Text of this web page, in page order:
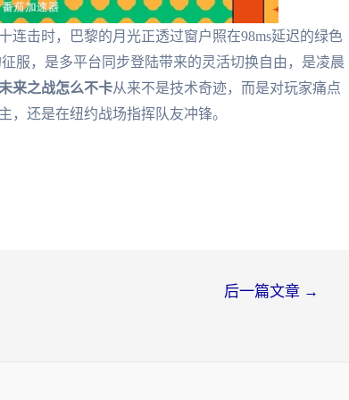
连击时，巴黎的月光正透过窗户照在98ms延迟的绿色
服，是多平台同步登陆带来的灵活切换自由，是凌晨
来之战怎么不卡从来不是技术奇迹，而是对玩家痛点
还是在纽约战场指挥队友冲锋。
后一篇文章 →